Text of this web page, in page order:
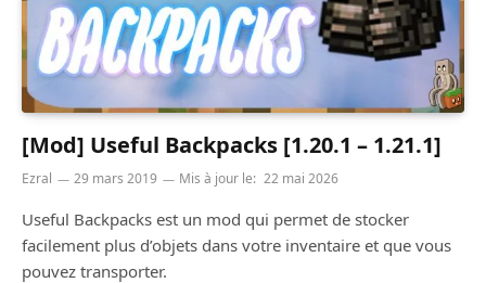
[Mod] Useful Backpacks [1.20.1 – 1.21.1]
Ezral 29 mars 2019 Mis à jour le: 22 mai 2026
Useful Backpacks est un mod qui permet de stocker
facilement plus d’objets dans votre inventaire et que vous
pouvez transporter.